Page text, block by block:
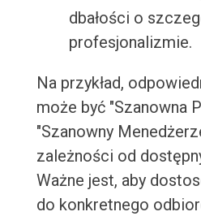
dbałości o
profesjonalizmie.
Na przykład,
może być "Szanowna
"Szanowny
zależności od
Ważne jest, aby
do konkretnego